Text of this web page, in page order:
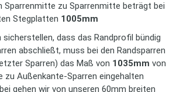
Sparrenmitte zu Sparrenmitte beträgt bei
Stegplatten 1005mm
sicherstellen, dass das Randprofil bündig
abschließt, muss bei den Randsparren
Sparren) das Maß von 1035mm von
zu Außenkante-Sparren eingehalten
gehen wir von unseren 60mm breiten